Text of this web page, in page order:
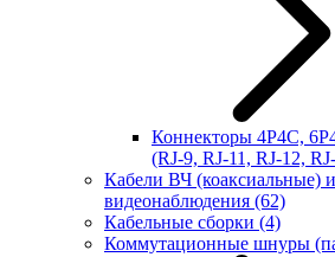
Коннекторы 4P4C,
(RJ-9, RJ-11, RJ-12,
Кабели ВЧ (коаксиальные)
видеонаблюдения (62)
Кабельные сборки (4)
Коммутационные шнуры